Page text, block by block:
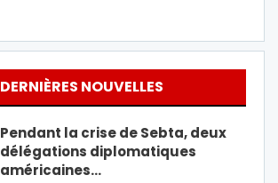
DERNIÈRES NOUVELLES
Pendant la crise de Sebta, deux
délégations diplomatiques
américaines…